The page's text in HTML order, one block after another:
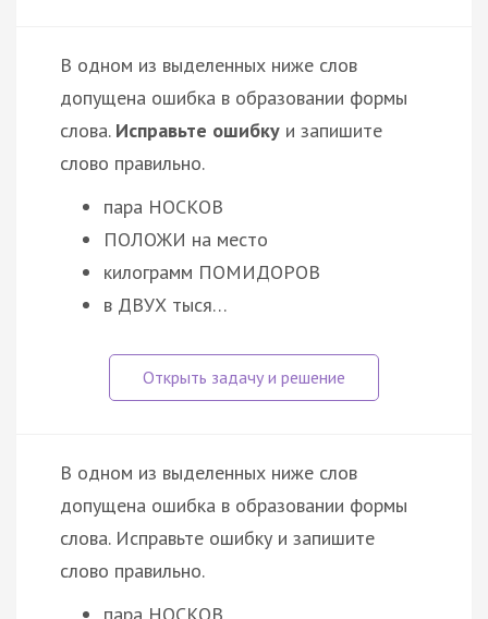
В одном из выделенных ниже слов
допущена ошибка в образовании формы
слова. Исправьте ошибку и запишите
слово правильно.
пара НОСКОВ
ПОЛОЖИ на место
килограмм ПОМИДОРОВ
в ДВУХ тыся…
В одном из выделенных ниже слов
допущена ошибка в образовании формы
слова. Исправьте ошибку и запишите
слово правильно.
пара НОСКОВ